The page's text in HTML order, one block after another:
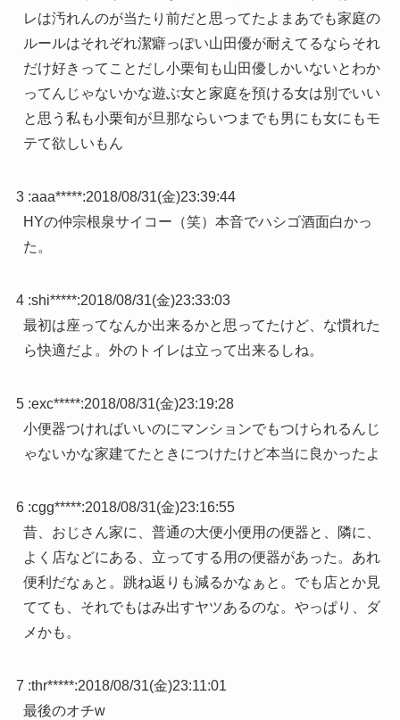
レは汚れんのが当たり前だと思ってたよまあでも家庭の
ルールはそれぞれ潔癖っぽい山田優が耐えてるならそれ
だけ好きってことだし小栗旬も山田優しかいないとわか
ってんじゃないかな遊ぶ女と家庭を預ける女は別でいい
と思う私も小栗旬が旦那ならいつまでも男にも女にもモ
テて欲しいもん
3 :aaa*****:2018/08/31(金)23:39:44
HYの仲宗根泉サイコー（笑）本音でハシゴ酒面白かっ
た。
4 :shi*****:2018/08/31(金)23:33:03
最初は座ってなんか出来るかと思ってたけど、な慣れた
ら快適だよ。外のトイレは立って出来るしね。
5 :exc*****:2018/08/31(金)23:19:28
小便器つければいいのにマンションでもつけられるんじ
ゃないかな家建てたときにつけたけど本当に良かったよ
6 :cgg*****:2018/08/31(金)23:16:55
昔、おじさん家に、普通の大便小便用の便器と、隣に、
よく店などにある、立ってする用の便器があった。あれ
便利だなぁと。跳ね返りも減るかなぁと。でも店とか見
てても、それでもはみ出すヤツあるのな。やっぱり、ダ
メかも。
7 :thr*****:2018/08/31(金)23:11:01
最後のオチw